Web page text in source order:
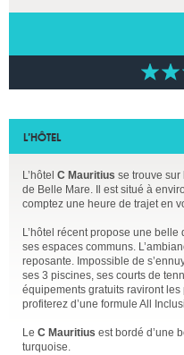
L’HÔTEL
L’hôtel C Mauritius se trouve sur
de Belle Mare. Il est situé à
comptez une heure de trajet en
L’hôtel récent propose une
ses espaces communs.
reposante. Impossible de
ses 3 piscines, ses courts de
équipements gratuits raviront
profiterez d’une formule All
Le C Mauritius est bordé d’une
turquoise.